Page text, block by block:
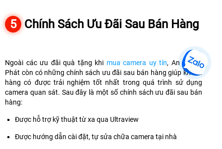
5 Chính Sách Ưu Đãi Sau Bán Hàng
Ngoài các ưu đãi quà tặng khi mua camera uy tín, An Thành
Phát còn có những chính sách ưu đãi sau bán hàng giúp khách
hàng có được trải nghiệm tốt nhất trong quá trình sử dụng
camera quan sát. Sau đây là một số chính sách ưu đãi sau bán
hàng:
Được hỗ trợ kỹ thuật từ xa qua Ultraview
Được hướng dẫn cài đặt, tự sửa chữa camera tại nhà